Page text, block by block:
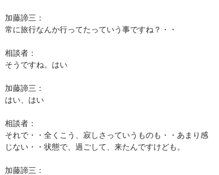
加藤諦三：
常に旅行なんか行ってたっていう事ですね？・・
相談者：
そうですね。はい
加藤諦三：
はい、はい
相談者：
それで・・全くこう、寂しさっていうものも・・あまり感
じない・・状態で、過ごして、来たんですけども。
加藤諦三：